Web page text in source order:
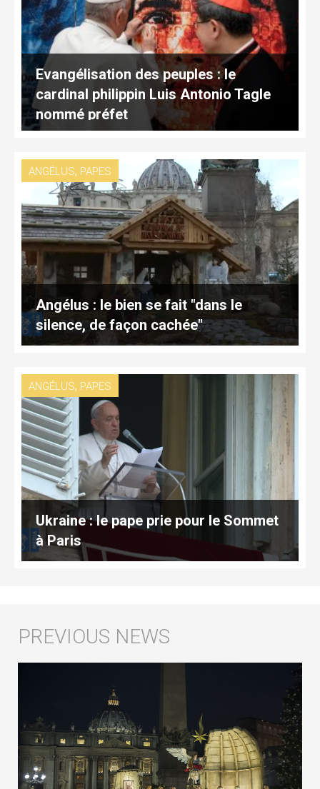
Evangélisation des peuples : le
cardinal philippin Luis Antonio Tagle
nommé préfet
ANGÉLUS, PAPES
Angélus : le bien se fait "dans le
silence, de façon cachée"
ANGÉLUS, PAPES
Ukraine : le pape prie pour le Sommet
à Paris